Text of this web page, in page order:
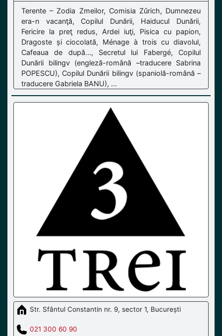
Terente – Zodia Zmeilor, Comisia Zűrich, Dumnezeu
era-n vacanţă, Copilul Dunării, Haiducul Dunării,
Fericire la preţ redus, Ardei iuţi, Pisica cu papion,
Dragoste și ciocolată, Ménage à trois cu diavolul,
Cafeaua de după..., Secretul lui Fabergé, Copilul
Dunării bilingv (engleză-română –traducere Sabrina
POPESCU), Copilul Dunării bilingv (spaniolă-română –
traducere Gabriela BANU), ...
Str. Sfântul Constantin nr. 9, sector 1, București
021 300 60 90